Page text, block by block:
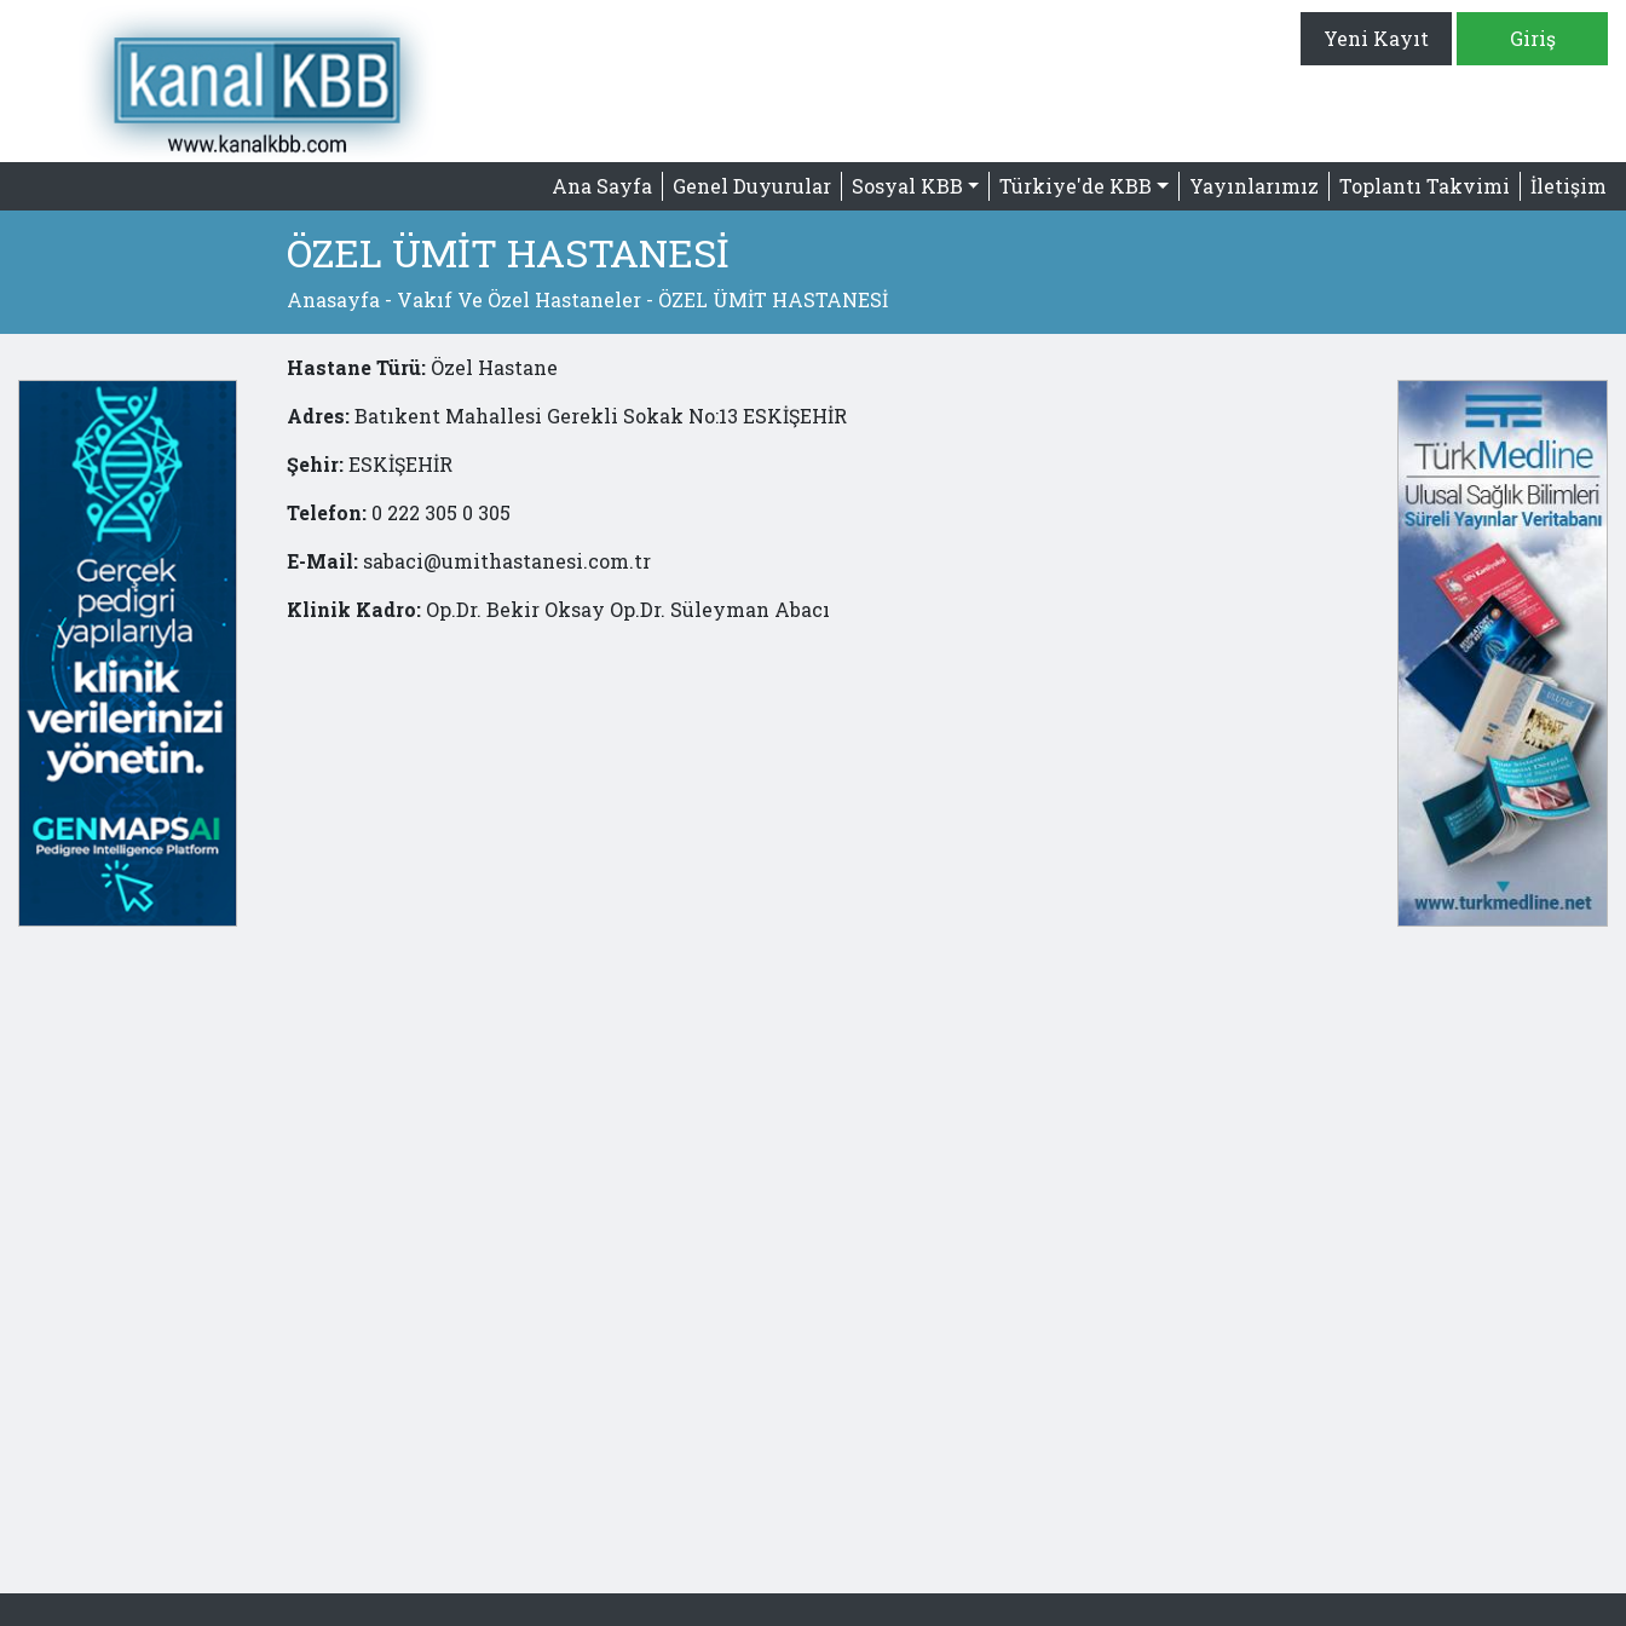
Yeni Kayıt Giriş
Ana Sayfa Genel Duyurular Sosyal KBB Türkiye'de KBB Yayınlarımız Toplantı Takvimi İletişim
ÖZEL ÜMİT HASTANESİ
Anasayfa - Vakıf Ve Özel Hastaneler - ÖZEL ÜMİT HASTANESİ
Hastane Türü: Özel Hastane
Adres:Batıkent Mahallesi Gerekli Sokak No:13 ESKİŞEHİR
Şehir:ESKİŞEHİR
Telefon: 0 222 305 0 305
E-Mail: sabaci@umithastanesi.com.tr
Klinik Kadro: Op.Dr. Bekir Oksay Op.Dr. Süleyman Abacı